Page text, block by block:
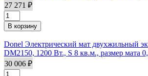
27 271 ₽
Donel Электрический мат двухжильный
DM2150, 1200 Вт., S 8 кв.м., размер мата
30 006 ₽